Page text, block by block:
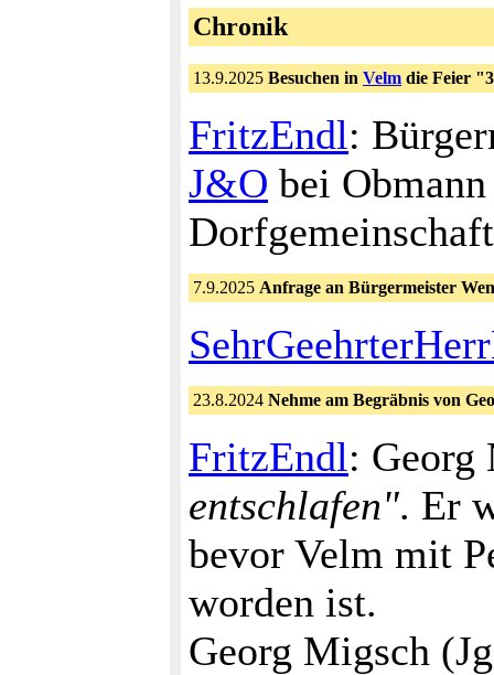
Chronik
13.9.2025 Besuchen in Velm die Feier
FritzEndl:
J&O bei
7.9.2025 Anfrage an Bürgermeister
23.8.2024 Nehme am Begräbnis von
FritzEndl: Georg
entschlafen". Er
bevor Velm mit
worden ist.
Georg Migsch